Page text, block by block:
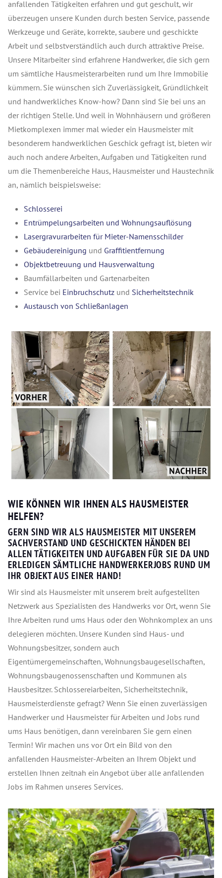
anfallenden Tätigkeiten erfahren und gut geschult, wir
überzeugen unsere Kunden durch besten Service, passende
Werkzeuge und Geräte, korrekte, saubere und geschickte
Arbeit und selbstverständlich auch durch attraktive Preise.
Unsere Mitarbeiter sind erfahrene Handwerker, die sich gern
um sämtliche Hausmeisterarbeiten rund um Ihre Immobilie
kümmern. Sie wünschen sich Zuverlässigkeit, Gründlichkeit
und handwerkliches Know-how? Dann sind Sie bei uns an
der richtigen Stelle. Und weil in Wohnhäusern und größeren
Mietkomplexen immer mal wieder ein Hausmeister mit
besonderem handwerklichen Geschick gefragt ist, bieten wir
auch noch andere Arbeiten, Aufgaben und Tätigkeiten rund
um die Themenbereiche Haus, Hausmeister und Haustechnik
an, nämlich beispielsweise:
Schlosserei
Entrümpelungsarbeiten und Wohnungsauflösung
Lasergravurarbeiten für Mieter-Namensschilder
Gebäudereinigung und Graffitientfernung
Objektbetreuung und Hausverwaltung
Baumfällarbeiten und Gartenarbeiten
Service bei Einbruchschutz und Sicherheitstechnik
Austausch von Schließanlagen
WIE KÖNNEN WIR IHNEN ALS HAUSMEISTER
HELFEN?
GERN SIND WIR ALS HAUSMEISTER MIT UNSEREM
SACHVERSTAND UND GESCHICKTEN HÄNDEN BEI
ALLEN TÄTIGKEITEN UND AUFGABEN FÜR SIE DA UND
ERLEDIGEN SÄMTLICHE HANDWERKERJOBS RUND UM
IHR OBJEKT AUS EINER HAND!
Wir sind als Hausmeister mit unserem breit aufgestellten
Netzwerk aus Spezialisten des Handwerks vor Ort, wenn Sie
Ihre Arbeiten rund ums Haus oder den Wohnkomplex an uns
delegieren möchten. Unsere Kunden sind Haus- und
Wohnungsbesitzer, sondern auch
Eigentümergemeinschaften, Wohnungsbaugesellschaften,
Wohnungsbaugenossenschaften und Kommunen als
Hausbesitzer. Schlossereiarbeiten, Sicherheitstechnik,
Hausmeisterdienste gefragt? Wenn Sie einen zuverlässigen
Handwerker und Hausmeister für Arbeiten und Jobs rund
ums Haus benötigen, dann vereinbaren Sie gern einen
Termin! Wir machen uns vor Ort ein Bild von den
anfallenden Hausmeister-Arbeiten an Ihrem Objekt und
erstellen Ihnen zeitnah ein Angebot über alle anfallenden
Jobs im Rahmen unseres Services.